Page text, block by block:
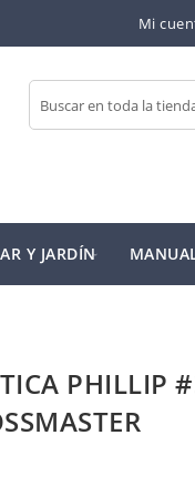
Mi
Buscar
Y JARDÍN
PHILLIP